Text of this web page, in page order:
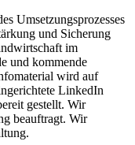
Umsetzungsprozesses
und Sicherung
im
und kommende
wird auf
LinkedIn
gestellt. Wir
beauftragt. Wir